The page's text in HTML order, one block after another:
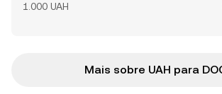
1.000 UAH
Mais sobre UAH para